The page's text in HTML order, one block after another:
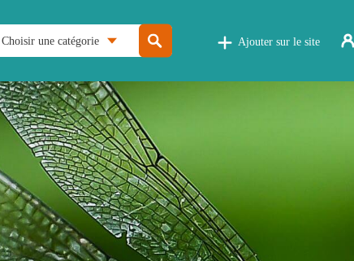
Choisir une catégorie Ajouter sur le site